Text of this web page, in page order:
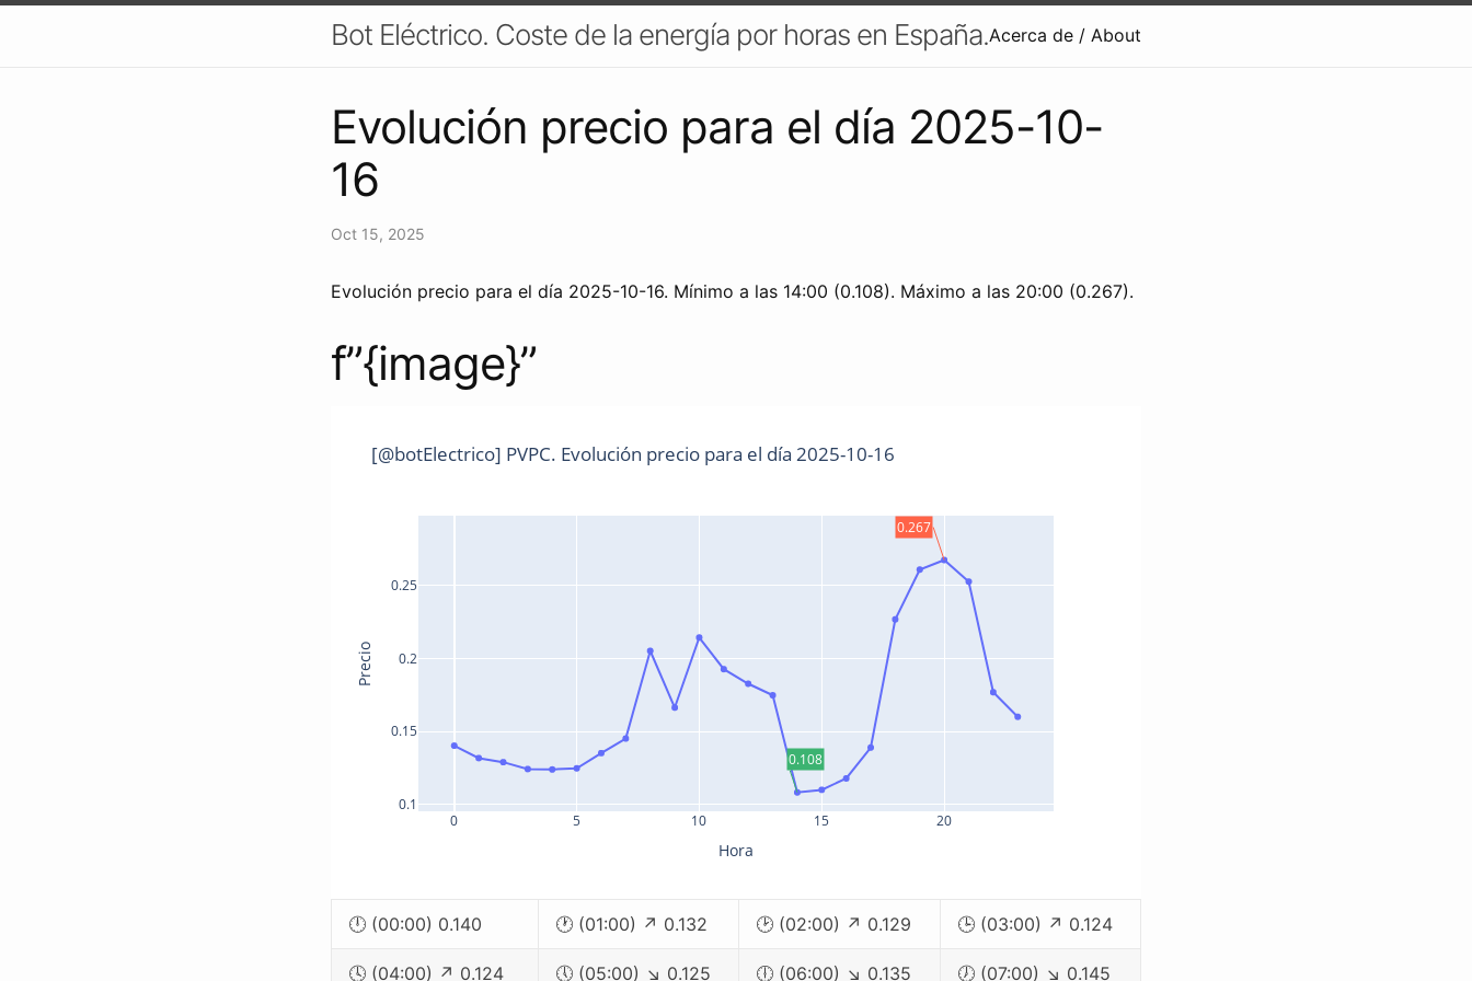
Bot Eléctrico. Coste de la energía por horas en España.Acerca de / About
Evolución precio para el día 2025-10-
16
Oct 15, 2025
Evolución precio para el día 2025-10-16. Mínimo a las 14:00 (0.108). Máximo a las 20:00 (0.267).
f”{image}”
0 5 10 15 20
0.1
0.15
0.2
0.25
[@botElectrico] PVPC. Evolución precio para el día 2025-10-16
Hora
Precio
0.267
0.108
🕛 (00:00) 0.140 🕐 (01:00) ↗ 0.132 🕑 (02:00) ↗ 0.129 🕒 (03:00) ↗ 0.124
🕓 (04:00) ↗ 0.124 🕔 (05:00) ↘ 0.125 🕕 (06:00) ↘ 0.135 🕖 (07:00) ↘ 0.145